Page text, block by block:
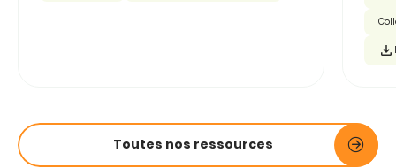
Toutes nos ressources